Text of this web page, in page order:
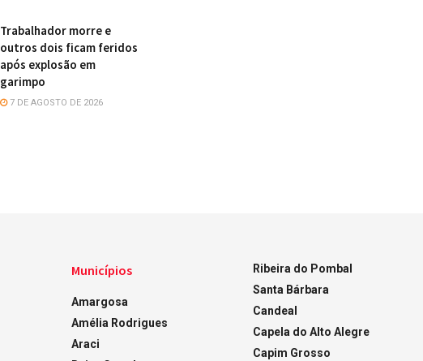
Trabalhador morre e
outros dois ficam feridos
após explosão em
garimpo
7 DE AGOSTO DE 2026
Municípios
Amargosa
Amélia Rodrigues
Araci
Ribeira do Pombal
Santa Bárbara
Candeal
Capela do Alto Alegre
Capim Grosso